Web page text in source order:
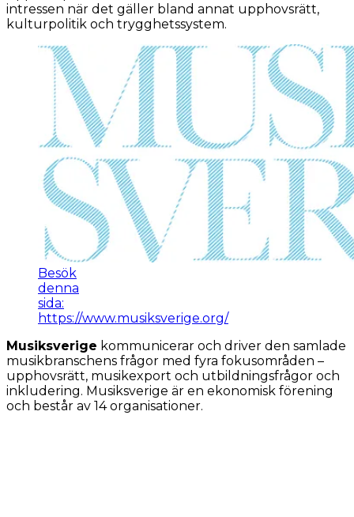
intressen när det gäller bland annat upphovsrätt,
kulturpolitik och trygghetssystem.
Besök
denna
sida:
https://www.musiksverige.org/
Musiksverige kommunicerar och driver den samlade
musikbranschens frågor med fyra fokusområden –
upphovsrätt, musikexport och utbildningsfrågor och
inkludering. Musiksverige är en ekonomisk förening
och består av 14 organisationer.